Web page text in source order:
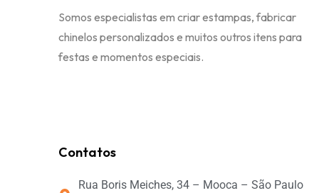
Somos especialistas em criar estampas, fabricar
chinelos personalizados e muitos outros itens para
festas e momentos especiais.
Contatos
Rua Boris Meiches, 34 – Mooca – São Paulo